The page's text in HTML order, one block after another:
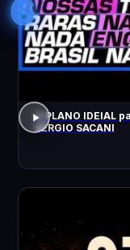
6
O PLANO IDEIAL
SÉRGIO SACANI